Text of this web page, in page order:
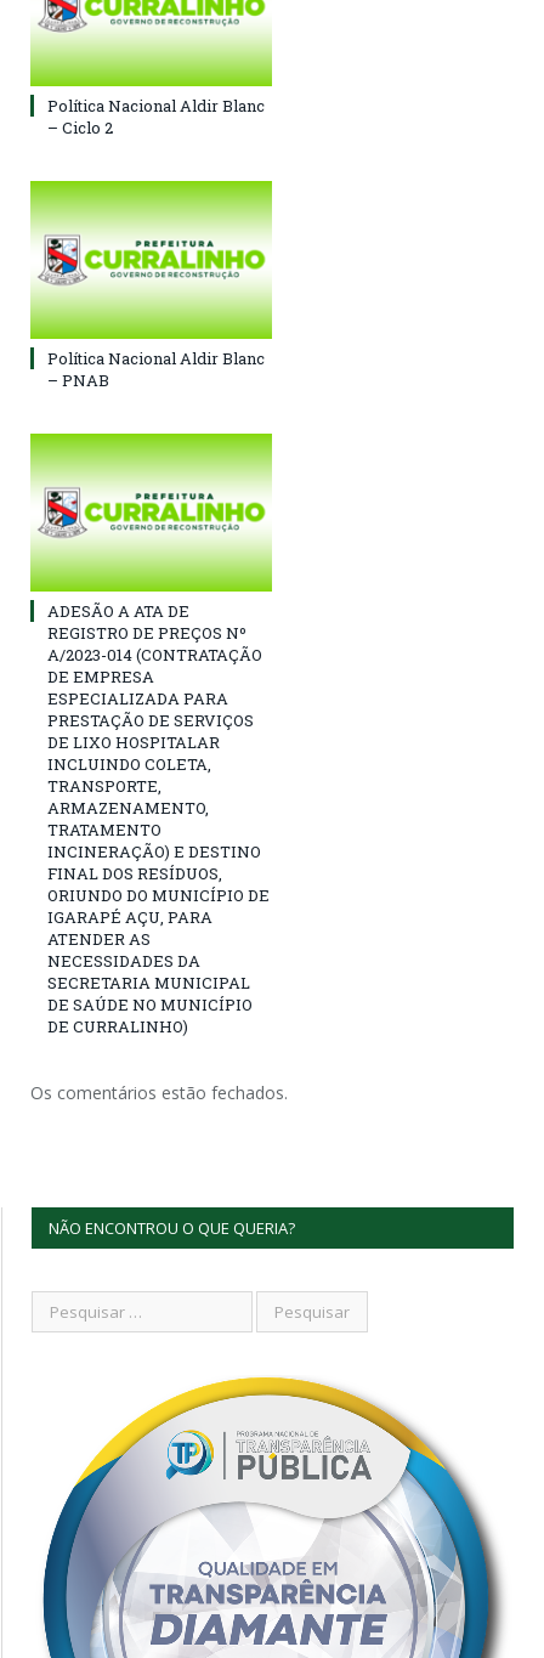
Política Nacional Aldir Blanc
– Ciclo 2
Política Nacional Aldir Blanc
– PNAB
ADESÃO A ATA DE
REGISTRO DE PREÇOS Nº
A/2023-014 (CONTRATAÇÃO
DE EMPRESA
ESPECIALIZADA PARA
PRESTAÇÃO DE SERVIÇOS
DE LIXO HOSPITALAR
INCLUINDO COLETA,
TRANSPORTE,
ARMAZENAMENTO,
TRATAMENTO
INCINERAÇÃO) E DESTINO
FINAL DOS RESÍDUOS,
ORIUNDO DO MUNICÍPIO DE
IGARAPÉ AÇU, PARA
ATENDER AS
NECESSIDADES DA
SECRETARIA MUNICIPAL
DE SAÚDE NO MUNICÍPIO
DE CURRALINHO)
Os comentários estão fechados.
NÃO ENCONTROU O QUE QUERIA?